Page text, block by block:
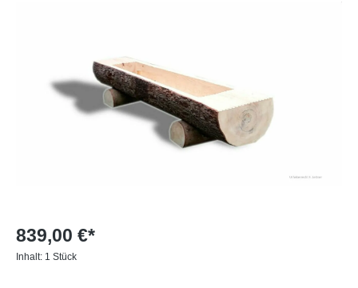
839,00 €*
Inhalt: 1 Stück